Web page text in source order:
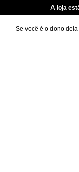
A loja
Se você é o dono